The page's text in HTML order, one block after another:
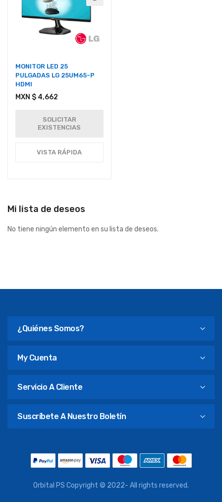
MONITOR LED 25
PULGADAS LG 25UM65-P
HDMI
MXN $ 4,662
SOLICITAR
EXISTENCIAS
VISTA RÁPIDA
Mi lista de deseos
No tiene ningún elemento en su lista de deseos.
¿Quiénes Somos?
My Cuenta
Servicio A Cliente
Suscríbete A Nuestro Boletín
Orbital PS Copyright © 2022- All rights reserved.